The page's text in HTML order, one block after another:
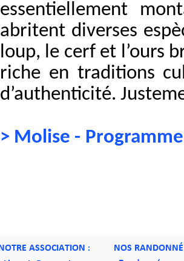
essentiellement
abritent diverses
loup, le cerf et l’ours
riche en traditions
d’authenticité.
> Molise -